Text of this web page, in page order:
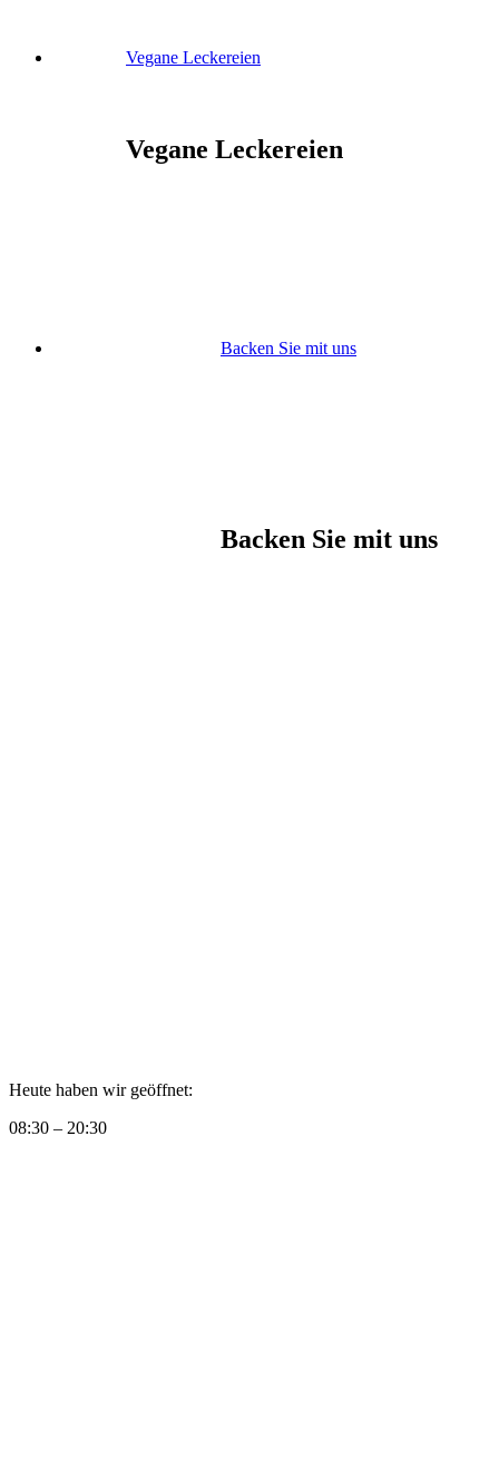
Vegane Leckereien
Vegane Leckereien
Backen Sie mit uns
Backen Sie mit uns
Heute haben wir geöffnet:
08:30 – 20:30